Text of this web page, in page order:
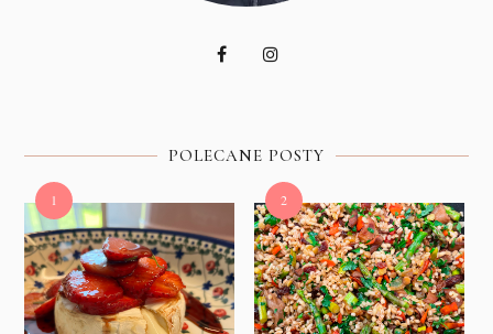
POLECANE POSTY